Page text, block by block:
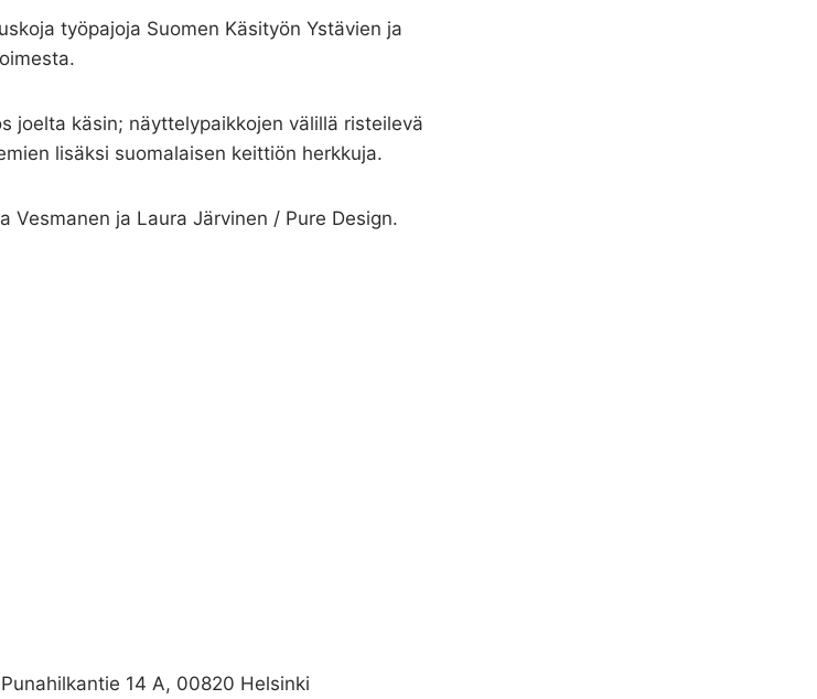
työpajoja Suomen Käsityön Ystävien ja
joelta käsin; näyttelypaikkojen välillä risteilevä
lisäksi suomalaisen keittiön herkkuja.
Vesmanen ja Laura Järvinen / Pure Design.
14 A, 00820 Helsinki